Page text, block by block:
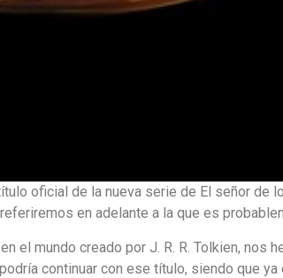
oficial de la nueva serie de El señor de
en adelante a la que es
el mundo creado por J. R. R. Tolkien, nos
continuar con ese título, siendo que